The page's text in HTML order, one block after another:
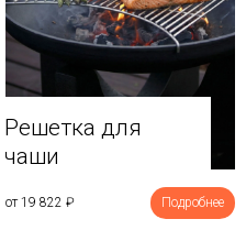
Решетка для
чаши
от 19 822 ₽ Подробнее